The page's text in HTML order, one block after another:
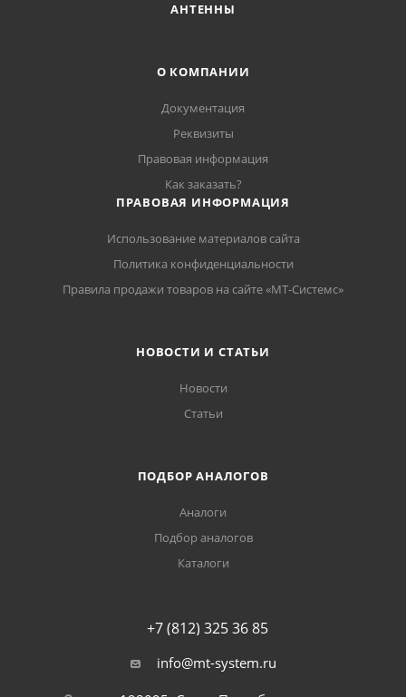
АНТЕННЫ
О КОМПАНИИ
Документация
Реквизиты
Правовая информация
Как заказать?
ПРАВОВАЯ ИНФОРМАЦИЯ
Использование материалов сайта
Политика конфиденциальности
Правила продажи товаров на сайте «МТ-Системс»
НОВОСТИ И СТАТЬИ
Новости
Статьи
ПОДБОР АНАЛОГОВ
Аналоги
Подбор аналогов
Каталоги
+7 (812) 325 36 85
info@mt-system.ru